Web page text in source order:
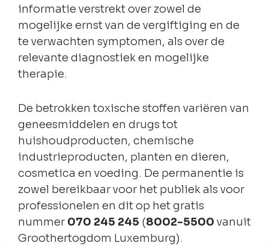
informatie verstrekt over zowel de
mogelijke ernst van de vergiftiging en de
te verwachten symptomen, als over de
relevante diagnostiek en mogelijke
therapie.
De betrokken toxische stoffen variëren van
geneesmiddelen en drugs tot
huishoudproducten, chemische
industrieproducten, planten en dieren,
cosmetica en voeding. De permanentie is
zowel bereikbaar voor het publiek als voor
professionelen en dit op het gratis
nummer 070 245 245 (8002-5500 vanuit
Groothertogdom Luxemburg).